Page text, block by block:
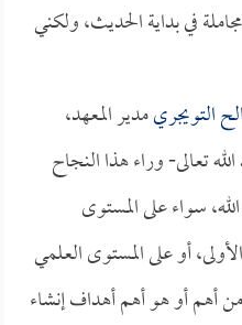
في بداية الحديث، ولكني
التويجريمدير المعهد،
تعالى- وراء هذا النجاح
سواء على المستوى
أو على المستوى العلمي
أهم أو هو أهم أهداف إنشاء